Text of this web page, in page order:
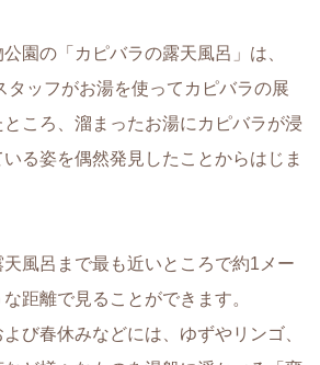
園の「カピバラの露天風呂」は、
タッフがお湯を使ってカピバラの展
ころ、溜まったお湯にカピバラが浸
る姿を偶然発見したことからはじま
風呂まで最も近いところで約1メー
距離で見ることができます。
び春休みなどには、ゆずやリンゴ、